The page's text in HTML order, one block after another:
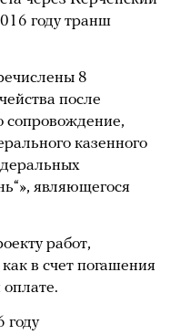
году транш
8
после
сопровождение,
казенного
являющегося
работ,
в счет погашения
оплате.
году